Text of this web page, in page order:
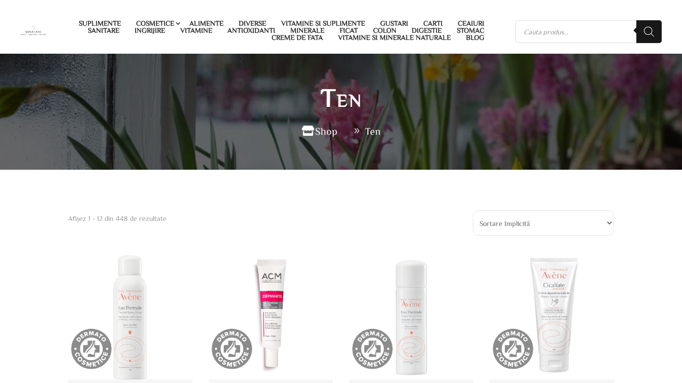
SUPLIMENTE COSMETICE ALIMENTE DIVERSE VITAMINE SI SUPLIMENTE GUSTARI CARTI
CEAIURI
SANITARE
INGRIJIRE VITAMINE ANTIOXIDANTI MINERALE FICAT COLON DIGESTIE
STOMAC
CREME DE FATA
VITAMINE SI MINERALE NATURALE BLOG
Ten
Shop Ten
Afișez 1 - 12 din 448 de rezultate